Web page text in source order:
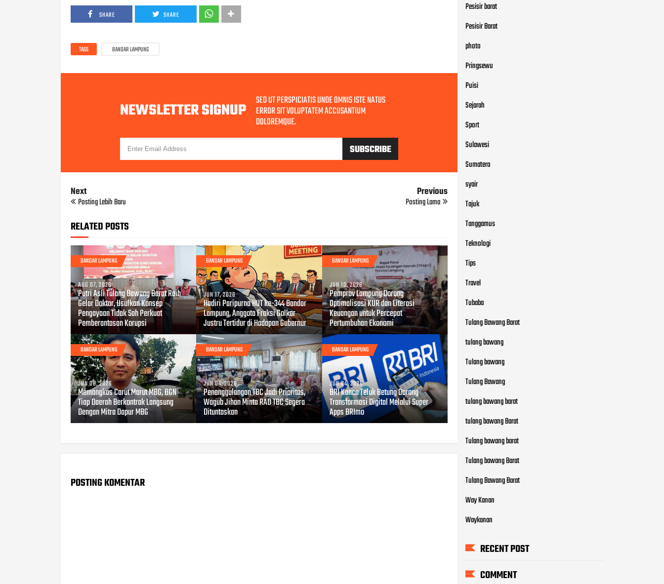
SHARE SHARE
TAGS BANDAR LAMPUNG
NEWSLETTER SIGNUP SED UT PERSPICIATIS UNDE OMNIS ISTE NATUS
ERROR SIT VOLUPTATEM ACCUSANTIUM
DOLOREMQUE.
Next
Posting Lebih Baru
Previous
Posting Lama
RELATED POSTS
BANDAR LAMPUNG
AUG 07, 2026
Putri Asli Tulang Bawang Barat Raih
Gelar Doktor, Usulkan Konsep
Pengayaan Tidak Sah Perkuat
Pemberantasan Korupsi
BANDAR LAMPUNG
JUN 17, 2026
Hadiri Paripurna HUT ke-344 Bandar
Lampung, Anggota Fraksi Golkar
Justru Tertidur di Hadapan Gubernur
BANDAR LAMPUNG
JUN 10, 2026
Pemprov Lampung Dorong
Optimalisasi KUR dan Literasi
Keuangan untuk Percepat
Pertumbuhan Ekonomi
BANDAR LAMPUNG
JUN 08, 2026
Memangkas Carut Marut MBG, BGN
Tiap Daerah Berkontrak Langsung
Dengan Mitra Dapur MBG
BANDAR LAMPUNG
JUN 04, 2026
Penanggulangan TBC Jadi Prioritas,
Wagub Jihan Minta RAD TBC Segera
Dituntaskan
BANDAR LAMPUNG
JUN 04, 2026
BRI Kanca Teluk Betung Dorong
Transformasi Digital Melalui Super
Apps BRImo
POSTING KOMENTAR
Pesisir barat
Pesisir Barat
photo
Pringsewu
Puisi
Sejarah
Sport
Sulawesi
Sumatera
syair
Tajuk
Tanggamus
Teknologi
Tips
Travel
Tubaba
Tulang Bawang Barat
tulang bawang
Tulang bawang
Tulang Bawang
tulang bawang barat
tulang bawang Barat
Tulang bawang barat
Tulang bawang Barat
Tulang Bawang Barat
Way Kanan
Waykanan
RECENT POST
COMMENT